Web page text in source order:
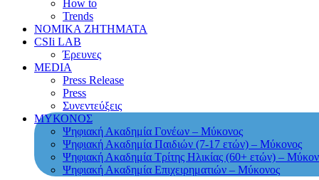
How to
Trends
ΝΟΜΙΚΑ ΖΗΤΗΜΑΤΑ
CSIi LAB
Έρευνες
MEDIA
Press Release
Press
Συνεντεύξεις
ΜΥΚΟΝΟΣ
Ψηφιακή Ακαδημία Γονέων – Μύκονος
Ψηφιακή Ακαδημία Παιδιών (7-17 ετών) – Μύκονος
Ψηφιακή Ακαδημία Τρίτης Ηλικίας (60+ ετών) –
Ψηφιακή Ακαδημία Επιχειρηματιών – Μύκονος